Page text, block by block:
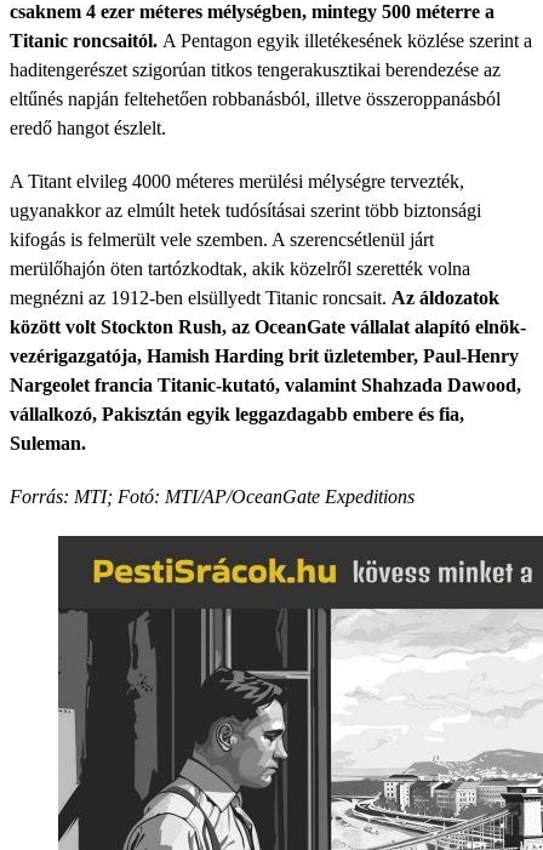
csaknem 4 ezer méteres mélységben, mintegy 500 méterre a
Titanic roncsaitól. A Pentagon egyik illetékesének közlése szerint a
haditengerészet szigorúan titkos tengerakusztikai berendezése az
eltűnés napján feltehetően robbanásból, illetve összeroppanásból
eredő hangot észlelt.
A Titant elvileg 4000 méteres merülési mélységre tervezték,
ugyanakkor az elmúlt hetek tudósításai szerint több biztonsági
kifogás is felmerült vele szemben. A szerencsétlenül járt
merülőhajón öten tartózkodtak, akik közelről szerették volna
megnézni az 1912-ben elsüllyedt Titanic roncsait. Az áldozatok
között volt Stockton Rush, az OceanGate vállalat alapító elnök-
vezérigazgatója, Hamish Harding brit üzletember, Paul-Henry
Nargeolet francia Titanic-kutató, valamint Shahzada Dawood,
vállalkozó, Pakisztán egyik leggazdagabb embere és fia,
Suleman.
Forrás: MTI; Fotó: MTI/AP/OceanGate Expeditions